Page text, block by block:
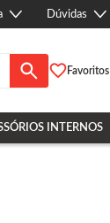
Dúvidas
Favoritos
INTERNOS